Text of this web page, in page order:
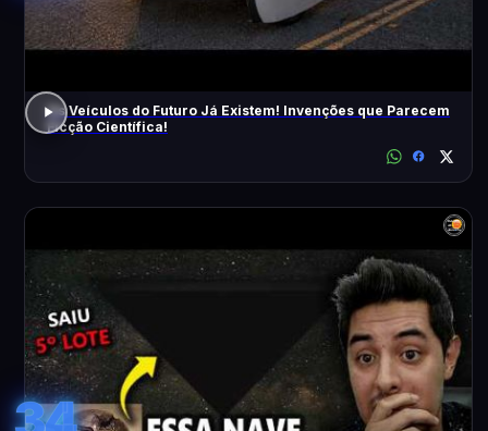
Os Veículos do Futuro Já Existem! Invenções que Parecem
Ficção Científica!